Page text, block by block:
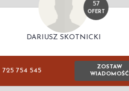
57
OFERT
DARIUSZ SKOTNICKI
725 754 545
ZOSTAW
WIADOMOŚĆ